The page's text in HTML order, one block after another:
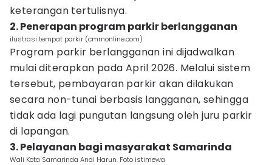
keterangan tertulisnya.
2. Penerapan program parkir berlangganan
ilustrasi tempat parkir (cmmonline.com)
Program parkir berlangganan ini dijadwalkan
mulai diterapkan pada April 2026. Melalui sistem
tersebut, pembayaran parkir akan dilakukan
secara non-tunai berbasis langganan, sehingga
tidak ada lagi pungutan langsung oleh juru parkir
di lapangan.
3. Pelayanan bagi masyarakat Samarinda
Wali Kota Samarinda Andi Harun. Foto istimewa